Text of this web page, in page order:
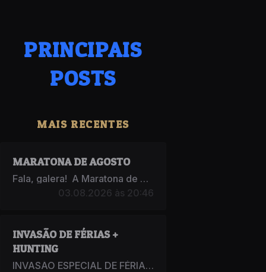
PRINCIPAIS
POSTS
MAIS RECENTES
MARATONA DE AGOSTO
Fala, galera! A Maratona de Agosto do NerdMU está prestes a come&cc...
03.08.2026 às 20:46
INVASÃO DE FÉRIAS +
HUNTING
INVASÃO ESPECIAL DE FÉRIAS Preparem-se para um período de m...